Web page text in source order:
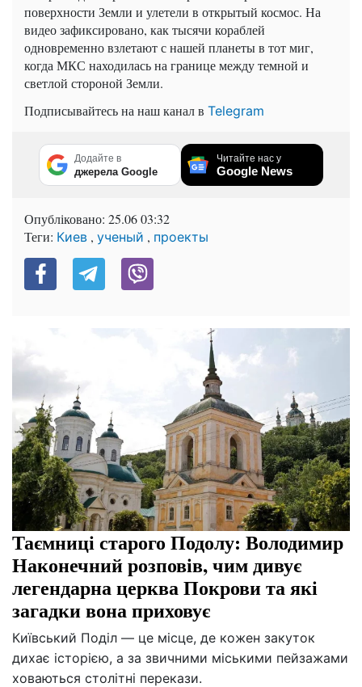
поверхности Земли и улетели в открытый космос. На
видео зафиксировано, как тысячи кораблей
одновременно взлетают с нашей планеты в тот миг,
когда МКС находилась на границе между темной и
светлой стороной Земли.
Подписывайтесь на наш канал в Telegram
Додайте в
джерела Google
Читайте нас у
Google News
Опубліковано: 25.06 03:32
Теги: Киев , ученый , проекты
Таємниці старого Подолу: Володимир
Наконечний розповів, чим дивує
легендарна церква Покрови та які
загадки вона приховує
Київський Поділ — це місце, де кожен закуток
дихає історією, а за звичними міськими пейзажами
ховаються столітні перекази.